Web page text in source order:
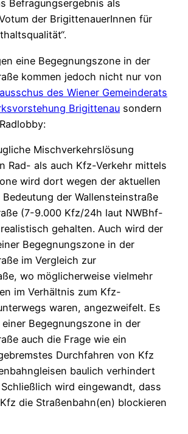
Befragungsergebnis als
der BrigittenauerInnen für
eine Begegnungszone in der
kommen jedoch nicht nur von
des Wiener Gemeinderats
Brigittenau sondern
Mischverkehrslösung
Rad- als auch Kfz-Verkehr mittels
wird dort wegen der aktuellen
der Wallensteinstraße
(7-9.000 Kfz/24h laut NWBhf-
gehalten. Auch wird der
Begegnungszone in der
im Vergleich zur
wo möglicherweise vielmehr
im Verhältnis zum Kfz-
waren, angezweifelt. Es
Begegnungszone in der
auch die Frage wie ein
Durchfahren von Kfz
baulich verhindert
wird eingewandt, dass
die Straßenbahn(en) blockieren